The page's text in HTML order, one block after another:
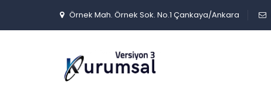
Örnek Mah. Örnek Sok. No.1 Çankaya/Ankara